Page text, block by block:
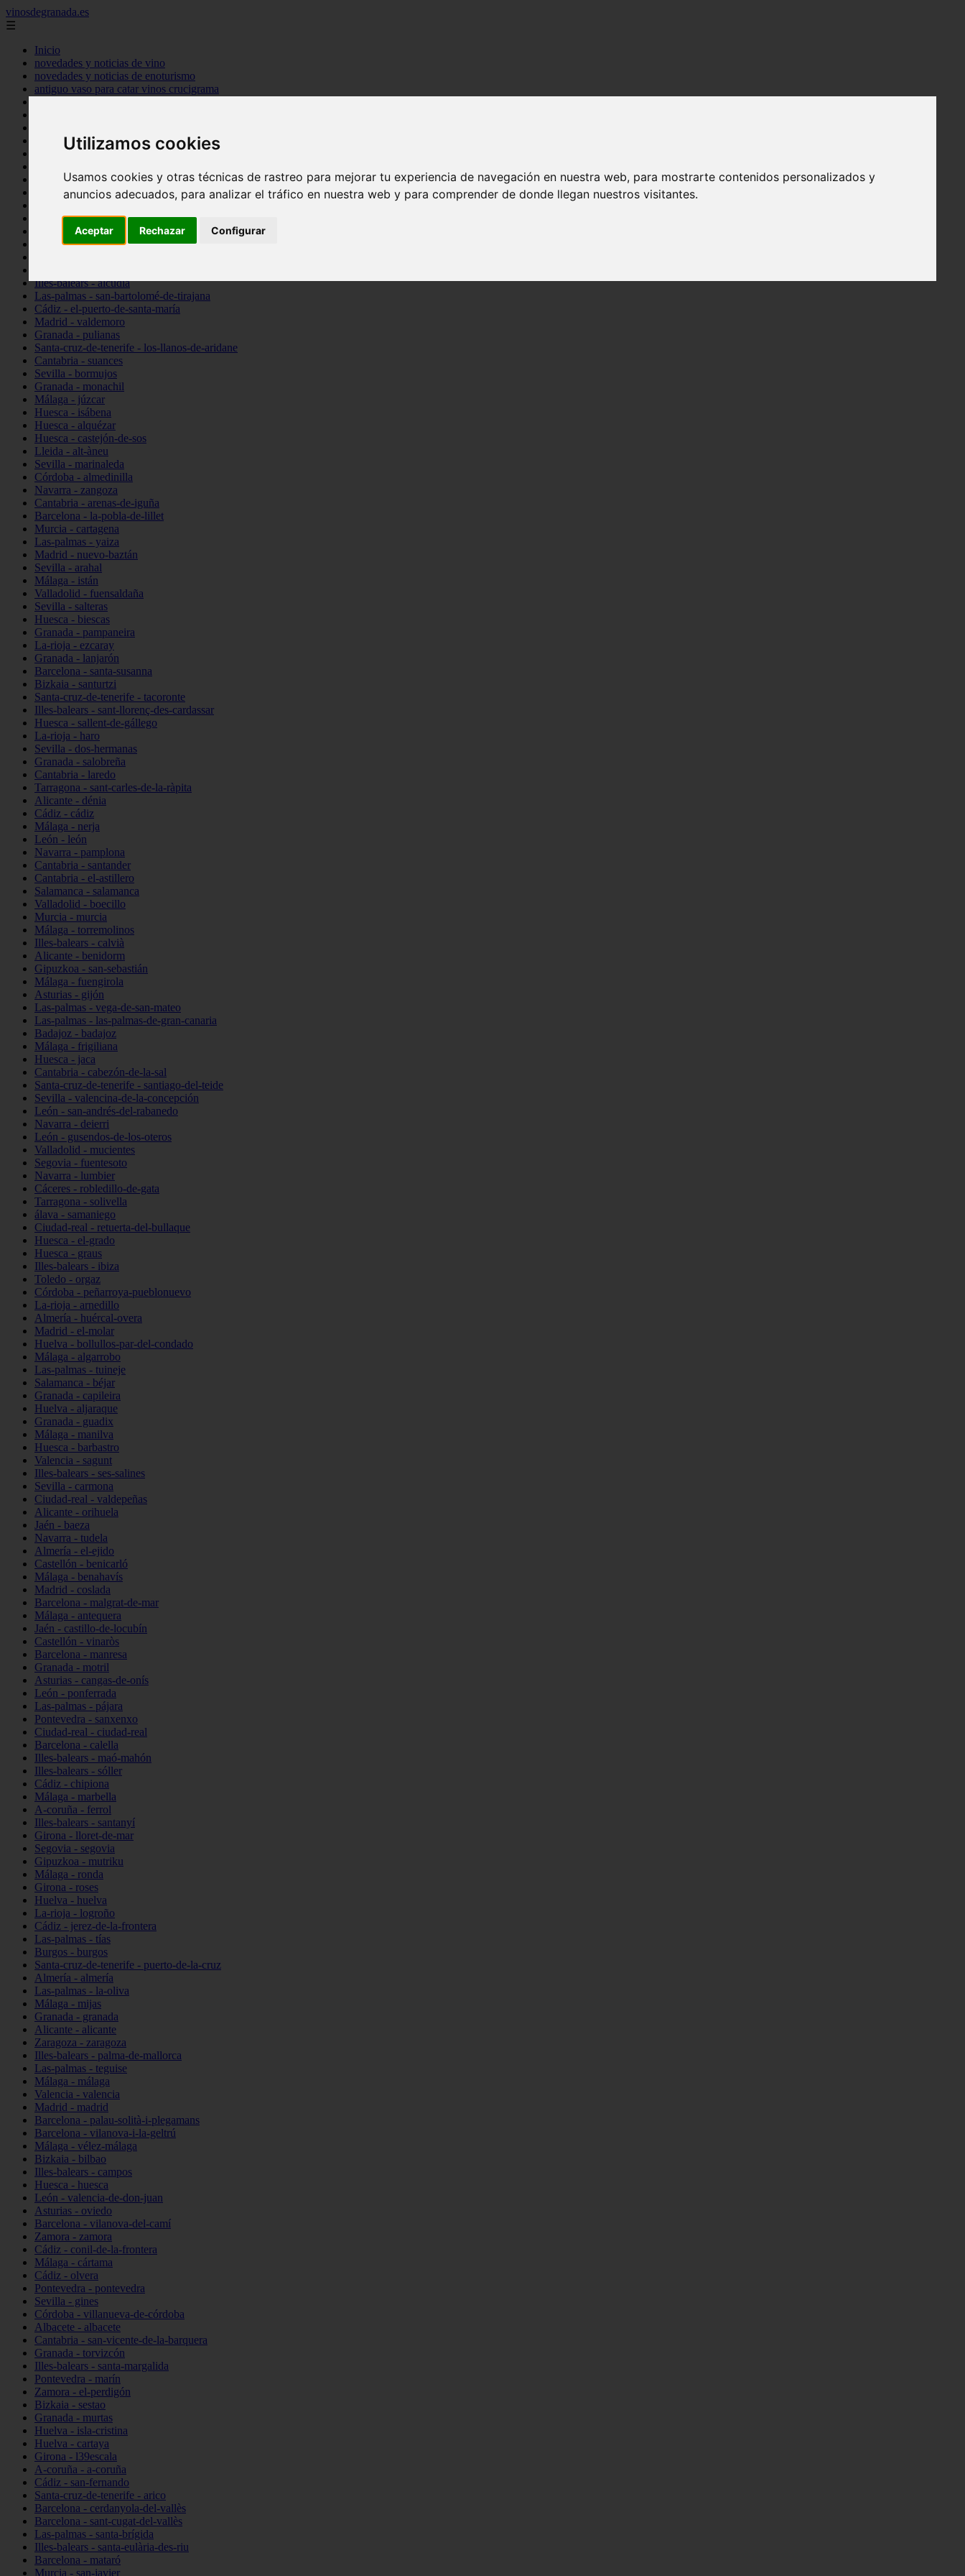
Utilizamos cookies
Usamos cookies y otras técnicas de rastreo para mejorar tu experiencia de navegación en nuestra web, para mostrarte contenidos personalizados y
anuncios adecuados, para analizar el tráfico en nuestra web y para comprender de donde llegan nuestros visitantes.
Aceptar Rechazar Configurar
vinosdegranada.es
☰
Inicio
novedades y noticias de vino
novedades y noticias de enoturismo
antiguo vaso para catar vinos crucigrama
Sevilla - sevilla
Barcelona - barcelona
Santa-cruz-de-tenerife - guía-de-isora
La-rioja - casalarreina
Almería - roquetas-de-mar
Illes-balears - alcúdia
Las-palmas - san-bartolomé-de-tirajana
Cádiz - el-puerto-de-santa-maría
Madrid - valdemoro
Granada - pulianas
Santa-cruz-de-tenerife - los-llanos-de-aridane
Cantabria - suances
Sevilla - bormujos
Granada - monachil
Málaga - júzcar
Huesca - isábena
Huesca - alquézar
Huesca - castejón-de-sos
Lleida - alt-àneu
Sevilla - marinaleda
Córdoba - almedinilla
Navarra - zangoza
Cantabria - arenas-de-iguña
Barcelona - la-pobla-de-lillet
Murcia - cartagena
Las-palmas - yaiza
Madrid - nuevo-baztán
Sevilla - arahal
Málaga - istán
Valladolid - fuensaldaña
Sevilla - salteras
Huesca - biescas
Granada - pampaneira
La-rioja - ezcaray
Granada - lanjarón
Barcelona - santa-susanna
Bizkaia - santurtzi
Santa-cruz-de-tenerife - tacoronte
Illes-balears - sant-llorenç-des-cardassar
Huesca - sallent-de-gállego
La-rioja - haro
Sevilla - dos-hermanas
Granada - salobreña
Cantabria - laredo
Tarragona - sant-carles-de-la-ràpita
Alicante - dénia
Cádiz - cádiz
Málaga - nerja
León - león
Navarra - pamplona
Cantabria - santander
Cantabria - el-astillero
Salamanca - salamanca
Valladolid - boecillo
Murcia - murcia
Málaga - torremolinos
Illes-balears - calvià
Alicante - benidorm
Gipuzkoa - san-sebastián
Málaga - fuengirola
Asturias - gijón
Las-palmas - vega-de-san-mateo
Las-palmas - las-palmas-de-gran-canaria
Badajoz - badajoz
Málaga - frigiliana
Huesca - jaca
Cantabria - cabezón-de-la-sal
Santa-cruz-de-tenerife - santiago-del-teide
Sevilla - valencina-de-la-concepción
León - san-andrés-del-rabanedo
Navarra - deierri
León - gusendos-de-los-oteros
Valladolid - mucientes
Segovia - fuentesoto
Navarra - lumbier
Cáceres - robledillo-de-gata
Tarragona - solivella
álava - samaniego
Ciudad-real - retuerta-del-bullaque
Huesca - el-grado
Huesca - graus
Illes-balears - ibiza
Toledo - orgaz
Córdoba - peñarroya-pueblonuevo
La-rioja - arnedillo
Almería - huércal-overa
Madrid - el-molar
Huelva - bollullos-par-del-condado
Málaga - algarrobo
Las-palmas - tuineje
Salamanca - béjar
Granada - capileira
Huelva - aljaraque
Granada - guadix
Málaga - manilva
Huesca - barbastro
Valencia - sagunt
Illes-balears - ses-salines
Sevilla - carmona
Ciudad-real - valdepeñas
Alicante - orihuela
Jaén - baeza
Navarra - tudela
Almería - el-ejido
Castellón - benicarló
Málaga - benahavís
Madrid - coslada
Barcelona - malgrat-de-mar
Málaga - antequera
Jaén - castillo-de-locubín
Castellón - vinaròs
Barcelona - manresa
Granada - motril
Asturias - cangas-de-onís
León - ponferrada
Las-palmas - pájara
Pontevedra - sanxenxo
Ciudad-real - ciudad-real
Barcelona - calella
Illes-balears - maó-mahón
Illes-balears - sóller
Cádiz - chipiona
Málaga - marbella
A-coruña - ferrol
Illes-balears - santanyí
Girona - lloret-de-mar
Segovia - segovia
Gipuzkoa - mutriku
Málaga - ronda
Girona - roses
Huelva - huelva
La-rioja - logroño
Cádiz - jerez-de-la-frontera
Las-palmas - tías
Burgos - burgos
Santa-cruz-de-tenerife - puerto-de-la-cruz
Almería - almería
Las-palmas - la-oliva
Málaga - mijas
Granada - granada
Alicante - alicante
Zaragoza - zaragoza
Illes-balears - palma-de-mallorca
Las-palmas - teguise
Málaga - málaga
Valencia - valencia
Madrid - madrid
Barcelona - palau-solità-i-plegamans
Barcelona - vilanova-i-la-geltrú
Málaga - vélez-málaga
Bizkaia - bilbao
Illes-balears - campos
Huesca - huesca
León - valencia-de-don-juan
Asturias - oviedo
Barcelona - vilanova-del-camí
Zamora - zamora
Cádiz - conil-de-la-frontera
Málaga - cártama
Cádiz - olvera
Pontevedra - pontevedra
Sevilla - gines
Córdoba - villanueva-de-córdoba
Albacete - albacete
Cantabria - san-vicente-de-la-barquera
Granada - torvizcón
Illes-balears - santa-margalida
Pontevedra - marín
Zamora - el-perdigón
Bizkaia - sestao
Granada - murtas
Huelva - isla-cristina
Huelva - cartaya
Girona - l39escala
A-coruña - a-coruña
Cádiz - san-fernando
Santa-cruz-de-tenerife - arico
Barcelona - cerdanyola-del-vallès
Barcelona - sant-cugat-del-vallès
Las-palmas - santa-brígida
Illes-balears - santa-eulària-des-riu
Barcelona - mataró
Murcia - san-javier